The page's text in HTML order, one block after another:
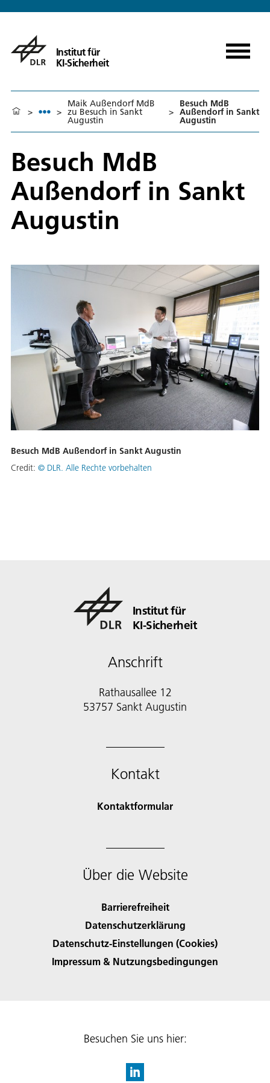
Institut für
KI-Sicherheit
> >
Maik Außendorf MdB
zu Besuch in Sankt
Augustin
>
Besuch MdB
Außendorf in Sankt
Augustin
Besuch MdB
Außendorf in Sankt
Augustin
Besuch MdB Außendorf in Sankt Augustin
Credit: © DLR. Alle Rechte vorbehalten
Institut für
KI-Sicherheit
Anschrift
Rathausallee 12
53757 Sankt Augustin
Kontakt
Kontaktformular
Über die Website
Barrierefreiheit
Datenschutzerklärung
Datenschutz-Einstellungen (Cookies)
Impressum & Nutzungsbedingungen
Besuchen Sie uns hier: